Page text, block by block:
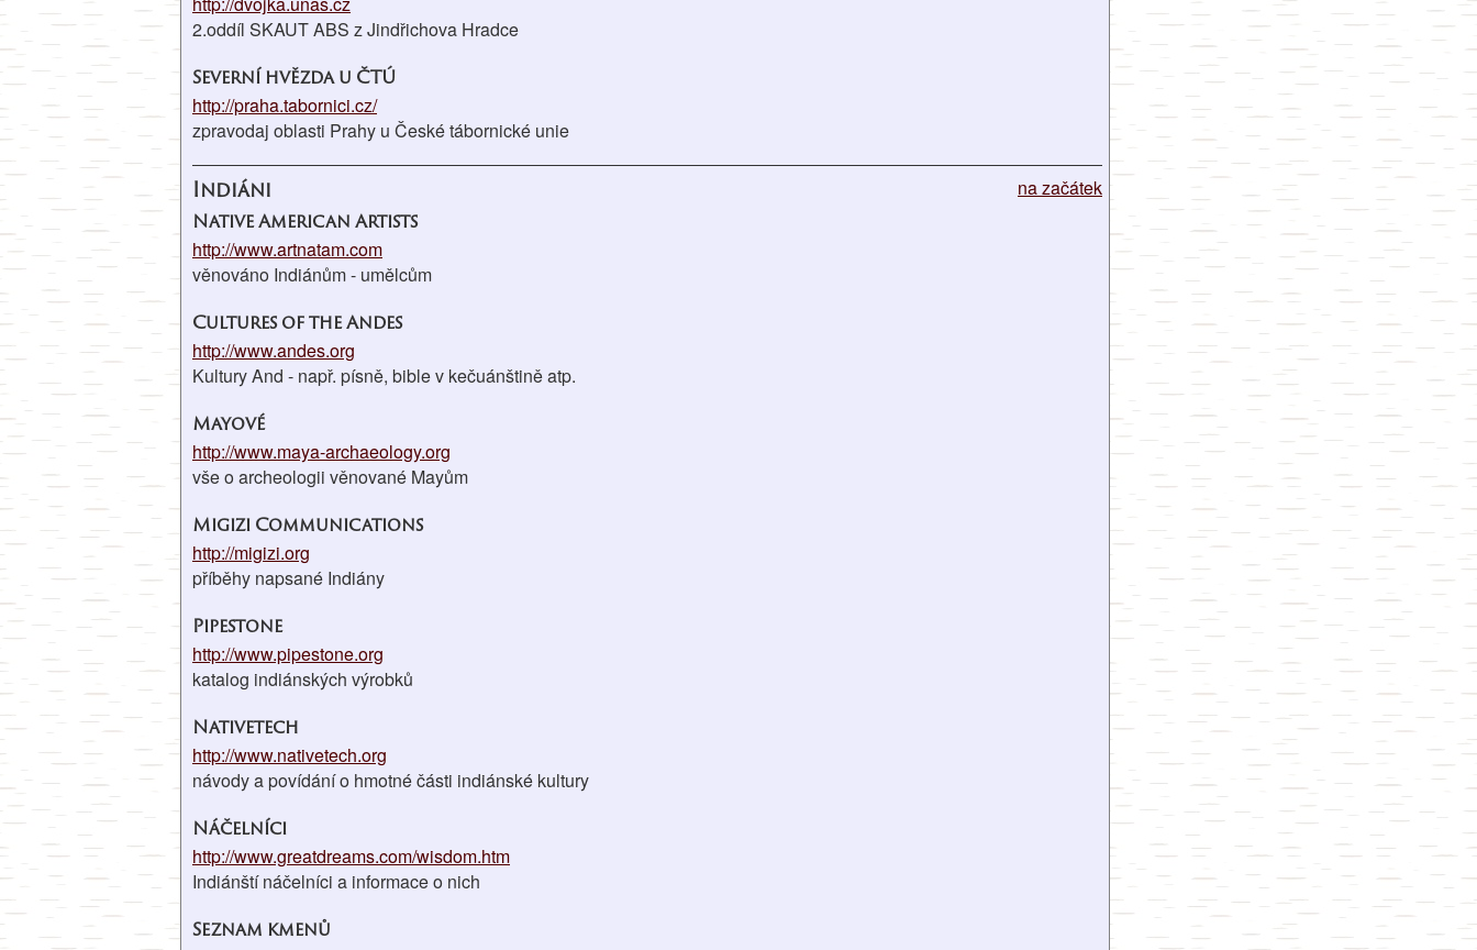
2.oddíl SKAUT ABS z Jindřichova Hradce
Severní hvězda u ČTÚ
http://praha.tabornici.cz/
zpravodaj oblasti Prahy u České tábornické unie
na začátek
Indiáni
Native American Artists
http://www.artnatam.com
věnováno Indiánům - umělcům
Cultures of the Andes
http://www.andes.org
Kultury And - např. písně, bible v kečuánštině atp.
Mayové
http://www.maya-archaeology.org
vše o archeologii věnované Mayům
Migizi Communications
http://migizi.org
příběhy napsané Indiány
Pipestone
http://www.pipestone.org
katalog indiánských výrobků
Nativetech
http://www.nativetech.org
návody a povídání o hmotné části indiánské kultury
Náčelníci
http://www.greatdreams.com/wisdom.htm
Indiánští náčelníci a informace o nich
Seznam kmenů